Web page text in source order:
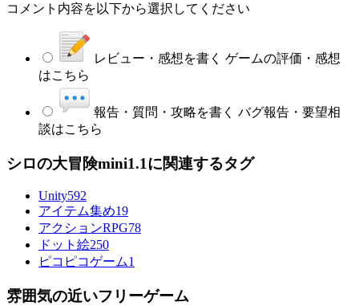
コメント内容を以下から選択してください
レビュー・感想を書く ゲームの評価・感想
はこちら
報告・質問・攻略を書く バグ報告・要望相
談はこちら
シロの大冒険mini1.1に関連するタグ
Unity592
アイテム集め19
アクションRPG78
ドット絵250
ピコピコゲーム1
雰囲気の近いフリーゲーム